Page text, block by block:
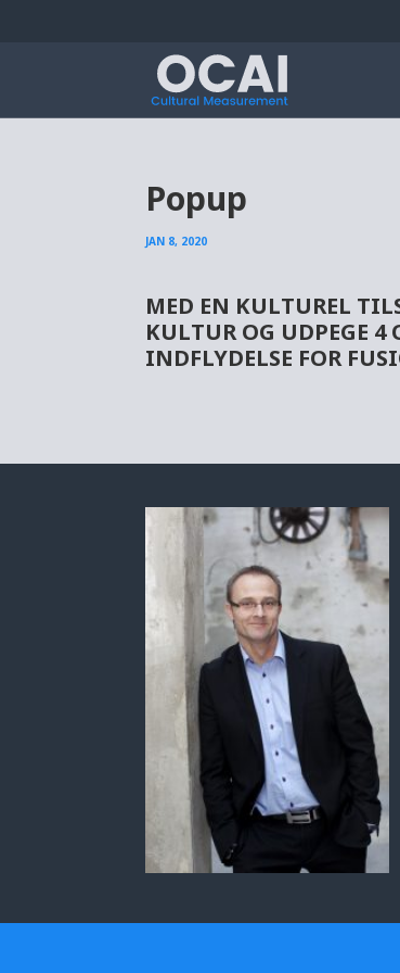
Popup
JAN 8, 2020
MED EN KULTUREL
KULTUR OG UDPEGE 4
INDFLYDELSE FOR